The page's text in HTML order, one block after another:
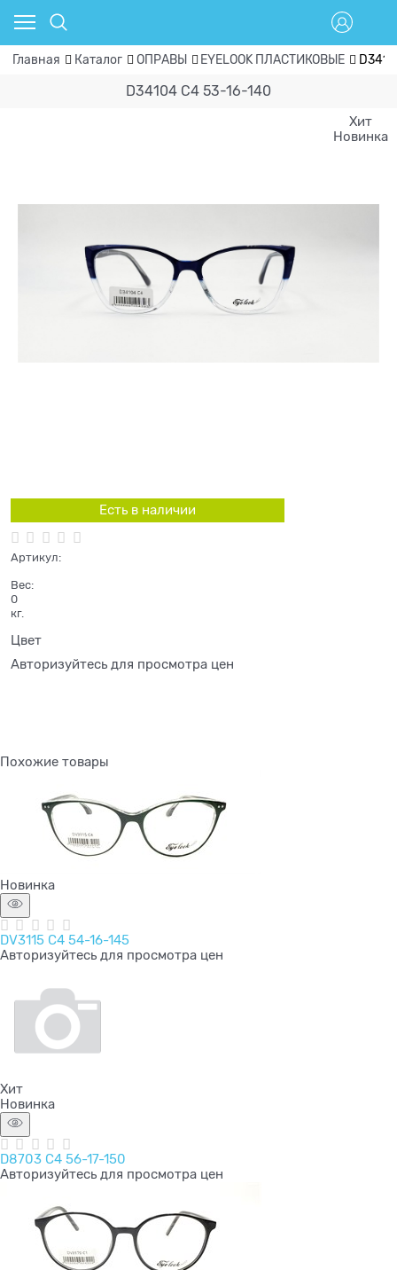
Главная Каталог ОПРАВЫ EYELOOK ПЛАСТИКОВЫЕ
D34104 C4 53-16-140
Хит
Новинка
Есть в наличии
Артикул:
Вес:
0
кг.
Цвет
Авторизуйтесь для просмотра цен
Похожие товары
Новинка
DV3115 C4 54-16-145
Авторизуйтесь для просмотра цен
Хит
Новинка
D8703 C4 56-17-150
Авторизуйтесь для просмотра цен